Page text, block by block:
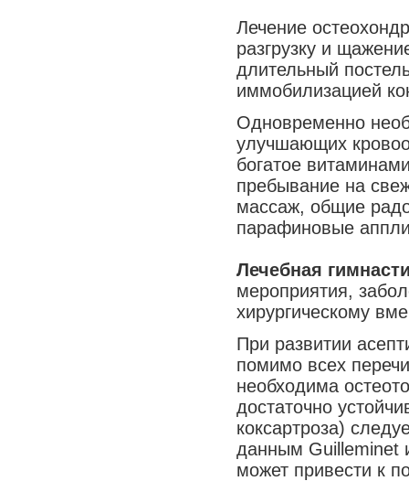
Лечение
разгрузку и
длительный
иммобилизацией
Одновременно
улучшающих
богатое
пребывание на
массаж, общие
парафиновые
Лечебная
мероприятия,
хирургическому
При развитии
помимо всех
необходима
достаточно
коксартроза)
данным Guilleminet
может привести к